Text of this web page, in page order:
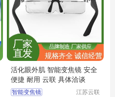
活化眼外肌 智能变焦镜 安全
便捷 耐用 云联 具体洽谈
智能变焦镜
江苏云联